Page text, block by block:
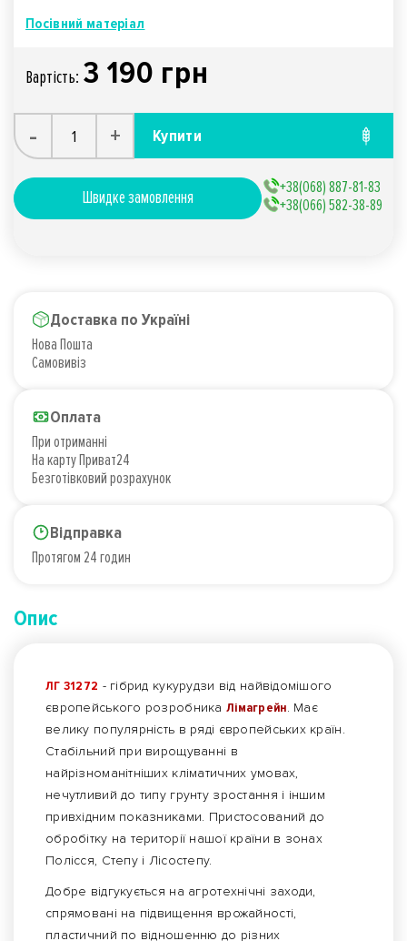
Посівний матеріал
Вартiсть: 3 190 грн
- + Купити
Швидке замовлення
+38(068) 887-81-83
+38(066) 582-38-89
Доставка по Україні
Нова Пошта
Самовивіз
Оплата
При отриманні
На карту Приват24
Безготівковий розрахунок
Відправка
Протягом 24 годин
Опис
ЛГ 31272 - гібрид кукурудзи від найвідомішого
європейського розробника Лімагрейн. Має
велику популярність в ряді європейських країн.
Стабільний при вирощуванні в
найрізноманітніших кліматичних умовах,
нечутливий до типу грунту зростання і іншим
привхідним показниками. Пристосований до
обробітку на території нашої країни в зонах
Полісся, Степу і Лісостепу.
Добре відгукується на агротехнічні заходи,
спрямовані на підвищення врожайності,
пластичний по відношенню до різних